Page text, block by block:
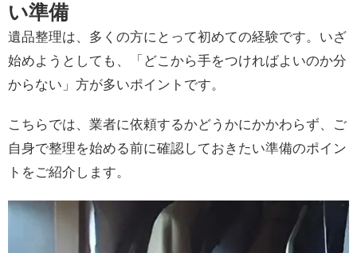
い準備
遺品整理は、多くの方にとって初めての経験です。いざ
始めようとしても、「どこから手をつければよいのか分
からない」方が多いポイントです。
こちらでは、業者に依頼するかどうかにかかわらず、ご
自身で整理を始める前に確認しておきたい準備のポイン
トをご紹介します。